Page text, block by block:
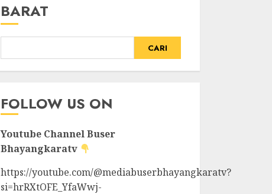
BARAT
CARI
FOLLOW US ON
Youtube ChannelBuser
Bhayangkaratv
https://youtube.com/@mediabuserbhayangkaratv?
si=hrRXtOFE_YfaWwj-